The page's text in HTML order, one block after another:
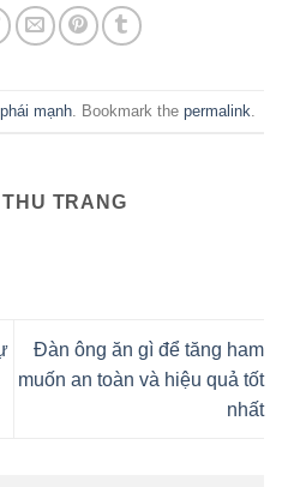
mạnh. Bookmark the permalink
TRANG
Đàn ông ăn gì để tăng ham
muốn an toàn và hiệu quả tốt
nhất